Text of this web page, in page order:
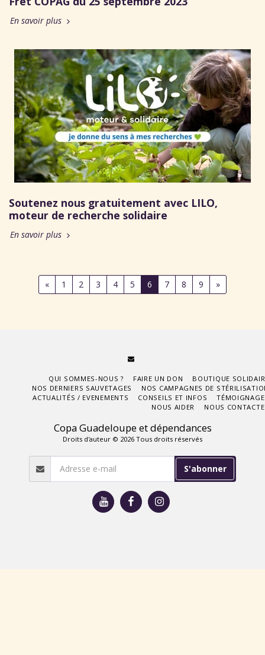
En savoir plus
Soutenez nous gratuitement avec LILO,
moteur de recherche solidaire
En savoir plus
« 1 2 3 4 5 6 7 8 9 »
Copa Guadeloupe et dépendances
Droits d'auteur © 2026 Tous droits réservés
QUI SOMMES-NOUS ? FAIRE UN DON
BOUTIQUE
NOS DERNIERS SAUVETAGES
NOS CAMPAGNES DE
ACTUALITÉS / EVENEMENTS
CONSEILS ET INFOS
NOUS AIDER
NOUS
S'abonner